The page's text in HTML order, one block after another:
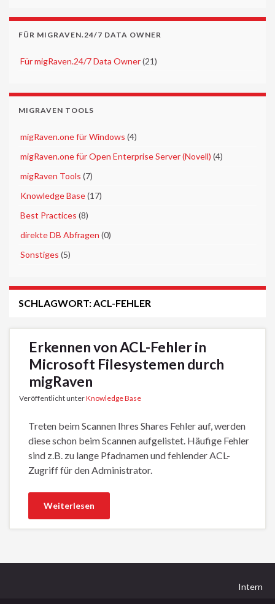
FÜR MIGRAVEN.24/7 DATA OWNER
Für migRaven.24/7 Data Owner(21)
MIGRAVEN TOOLS
migRaven.one für Windows (4)
migRaven.one für Open Enterprise Server (Novell) (4)
migRaven Tools (7)
Knowledge Base(17)
Best Practices (8)
direkte DB Abfragen (0)
Sonstiges (5)
SCHLAGWORT:ACL-FEHLER
Erkennen von ACL-Fehler in
Microsoft Filesystemen durch
migRaven
Veröffentlicht unterKnowledge Base
Treten beim Scannen Ihres Shares Fehler auf, werden
diese schon beim Scannen aufgelistet. Häufige Fehler
sind z.B. zu lange Pfadnamen und fehlender ACL-
Zugriff für den Administrator.
Weiterlesen
Intern